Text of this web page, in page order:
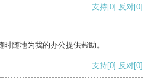
支持[0] 反对[0]
随地为我的办公提供帮助。
支持[0] 反对[0]